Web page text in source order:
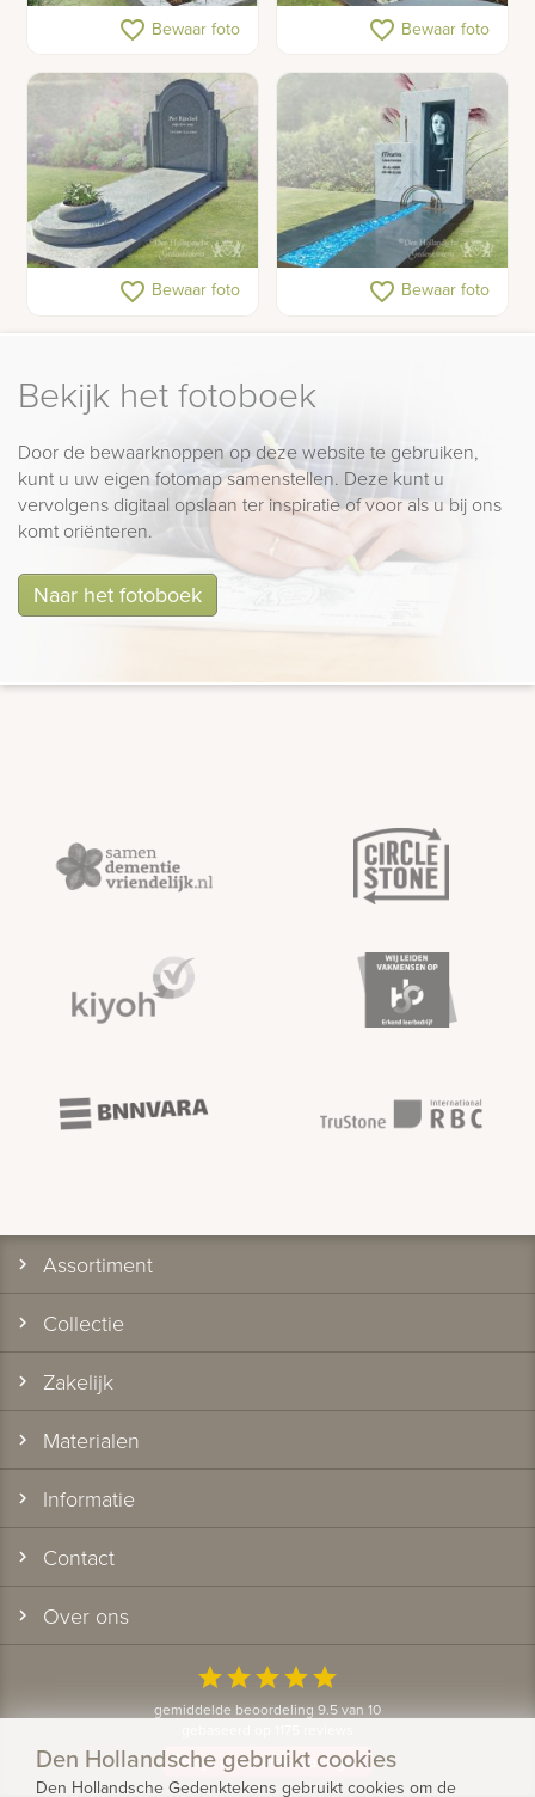
Gedenkteken van
olijfgroen natuursteen
favorite_border Bewaar foto
Matte grafsteen met
favorite_border Bewaar foto
Klassiek Art Deco
grafmonument licht
favorite_border Bewaar foto
Gedenkteken voor tiener
met grafkunst
favorite_border Bewaar foto
Bekijk het fotoboek
Door de bewaarknoppen op deze website te gebruiken,
kunt u uw eigen fotomap samenstellen. Deze kunt u
vervolgens digitaal opslaan ter inspiratie of voor als u bij ons
komt oriënteren.
Naar het fotoboek
Assortiment
Collectie
Zakelijk
Materialen
Informatie
Contact
Over ons
starstarstarstarstar
gemiddelde beoordeling 9.5 van 10
Bekijk alle klantervaringen
Den Hollandsche gebruikt cookies
Den Hollandsche Gedenktekens gebruikt cookies om de